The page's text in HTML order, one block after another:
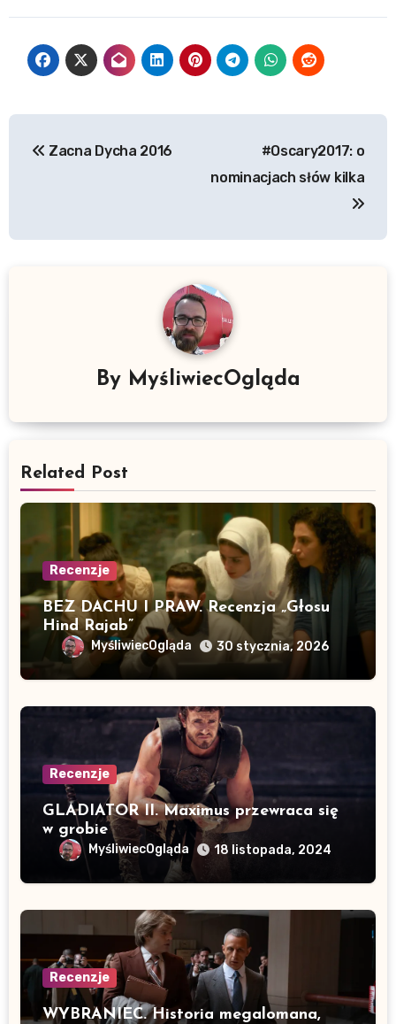
Zacna Dycha 2016
#Oscary2017: o
nominacjach słów kilka
By MyśliwiecOgląda
Related Post
Recenzje
BEZ DACHU I PRAW. Recenzja „Głosu
Hind Rajab”
MyśliwiecOgląda 30 stycznia, 2026
Recenzje
GLADIATOR II. Maximus przewraca się
w grobie
MyśliwiecOgląda 18 listopada, 2024
Recenzje
WYBRANIEC. Historia megalomana,